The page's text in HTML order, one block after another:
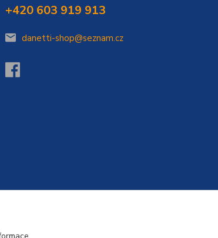
+420 603 919 913
danetti-shop@seznam.cz